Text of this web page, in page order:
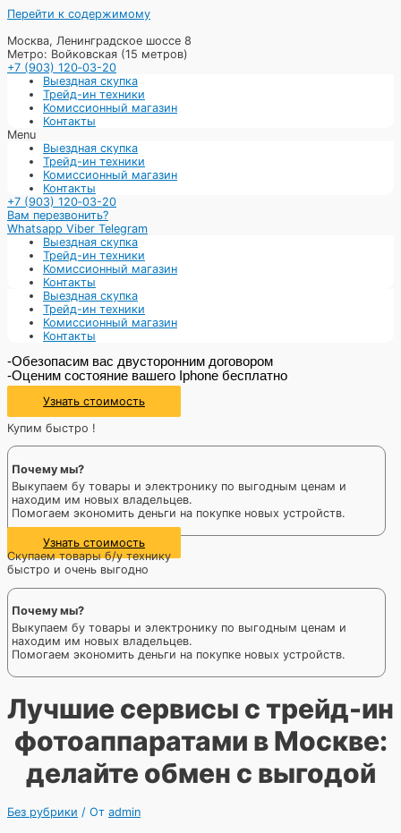
Перейти к содержимому
Москва, Ленинградское шоссе 8
Метро: Войковская (15 метров)
+7 (903) 120‑03-20
Выездная скупка
Трейд-ин техники
Комиссионный магазин
Контакты
Menu
Выездная скупка
Трейд-ин техники
Комиссионный магазин
Контакты
+7 (903) 120‑03-20
Вам перезвонить?
Whatsapp Viber Telegram
Выездная скупка
Трейд-ин техники
Комиссионный магазин
Контакты
Выездная скупка
Трейд-ин техники
Комиссионный магазин
Контакты
-Обезопасим вас двусторонним договором
-Оценим состояние вашего Iphone бесплатно
Узнать стоимость
Купим быстро !
Почему мы?
Выкупаем бу товары и электронику по выгодным ценам и
находим им новых владельцев.
Помогаем экономить деньги на покупке новых устройств.
Узнать стоимость
Скупаем товары б/у технику
быстро и очень выгодно
Почему мы?
Выкупаем бу товары и электронику по выгодным ценам и
находим им новых владельцев.
Помогаем экономить деньги на покупке новых устройств.
Лучшие сервисы с трейд-ин
фотоаппаратами в Москве:
делайте обмен с выгодой
Без рубрики / От admin